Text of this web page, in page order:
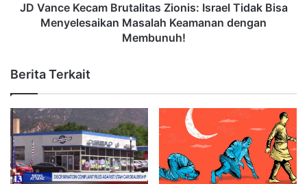
JD Vance Kecam Brutalitas Zionis: Israel Tidak Bisa
Menyelesaikan Masalah Keamanan dengan
Membunuh!
Berita Terkait